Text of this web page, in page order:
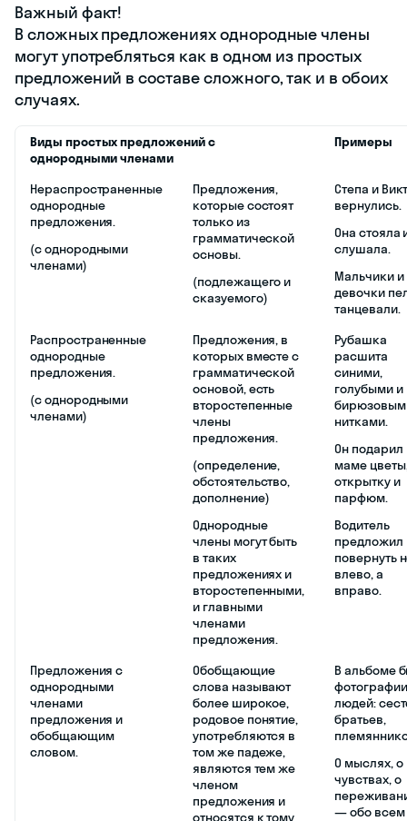
Важный факт!
В сложных предложениях однородные члены
могут употребляться как в одном из простых
предложений в составе сложного, так и в обоих
случаях.
Виды простых предложений с
однородными членами
Примеры
Нераспространенные
однородные
предложения.
(с однородными
членами)
Предложения,
которые состоят
только из
грамматической
основы.
(подлежащего и
сказуемого)
Степа и
вернулись.
Она стояла
слушала.
Мальчики и
девочки
танцевали.
Распространенные
однородные
предложения.
(с однородными
членами)
Предложения, в
которых вместе с
грамматической
основой, есть
второстепенные
члены
предложения.
(определение,
обстоятельство,
дополнение)
Однородные
члены могут быть
в таких
предложениях и
второстепенными,
и главными
членами
предложения.
Рубашка
расшита
синими,
голубыми и
нитками.
Он подарил
маме
открытку и
парфюм.
Водитель
предложил
повернуть
влево, а
вправо.
Предложения с
однородными
членами
предложения и
обобщающим
словом.
Обобщающие
слова называют
более широкое,
родовое понятие,
употребляются в
том же падеже,
являются тем же
членом
предложения и
относятся к тому
В альбоме
фотографии
людей:
братьев,
О мыслях, о
чувствах, о
— обо всем